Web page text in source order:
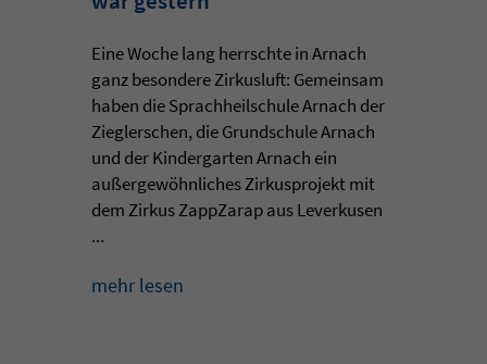
Eine Woche lang herrschte in Arnach
ganz besondere Zirkusluft: Gemeinsam
haben die Sprachheilschule Arnach der
Zieglerschen, die Grundschule Arnach
und der Kindergarten Arnach ein
außergewöhnliches Zirkusprojekt mit
dem Zirkus ZappZarap aus Leverkusen
...
mehr lesen